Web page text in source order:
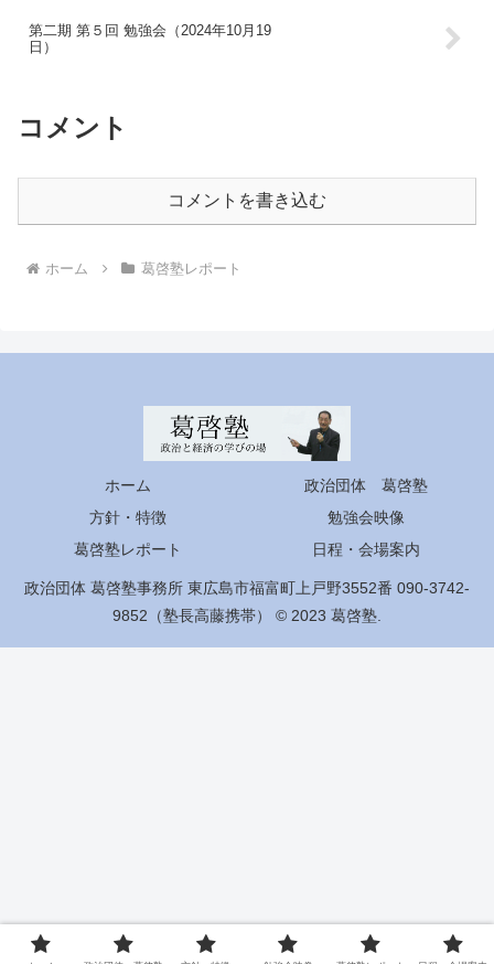
第二期 第５回 勉強会（2024年10月19
日）
コメント
コメントを書き込む
ホーム 葛啓塾レポート
ホーム
政治団体 葛啓塾
方針・特徴
勉強会映像
葛啓塾レポート
日程・会場案内
政治団体 葛啓塾事務所 東広島市福富町上戸野3552番 090-3742-
9852（塾長高藤携帯） © 2023 葛啓塾.